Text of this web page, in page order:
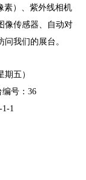
素）、紫外线相机
像传感器、自动对
我们的展台。
五）
号：36
1